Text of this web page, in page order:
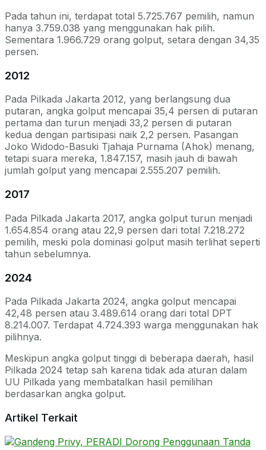
Pada tahun ini, terdapat total 5.725.767 pemilih, namun
hanya 3.759.038 yang menggunakan hak pilih.
Sementara 1.966.729 orang golput, setara dengan 34,35
persen.
2012
Pada Pilkada Jakarta 2012, yang berlangsung dua
putaran, angka golput mencapai 35,4 persen di putaran
pertama dan turun menjadi 33,2 persen di putaran
kedua dengan partisipasi naik 2,2 persen. Pasangan
Joko Widodo-Basuki Tjahaja Purnama (Ahok) menang,
tetapi suara mereka, 1.847.157, masih jauh di bawah
jumlah golput yang mencapai 2.555.207 pemilih.
2017
Pada Pilkada Jakarta 2017, angka golput turun menjadi
1.654.854 orang atau 22,9 persen dari total 7.218.272
pemilih, meski pola dominasi golput masih terlihat seperti
tahun sebelumnya.
2024
Pada Pilkada Jakarta 2024, angka golput mencapai
42,48 persen atau 3.489.614 orang dari total DPT
8.214.007. Terdapat 4.724.393 warga menggunakan hak
pilihnya.
Meskipun angka golput tinggi di beberapa daerah, hasil
Pilkada 2024 tetap sah karena tidak ada aturan dalam
UU Pilkada yang membatalkan hasil pemilihan
berdasarkan angka golput.
Artikel Terkait